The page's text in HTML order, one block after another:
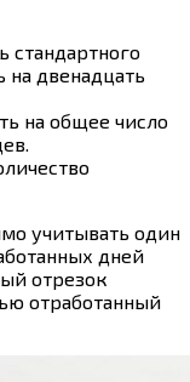
стандартного
на двенадцать
на общее число
учитывать один
дней
отрезок
отработанный